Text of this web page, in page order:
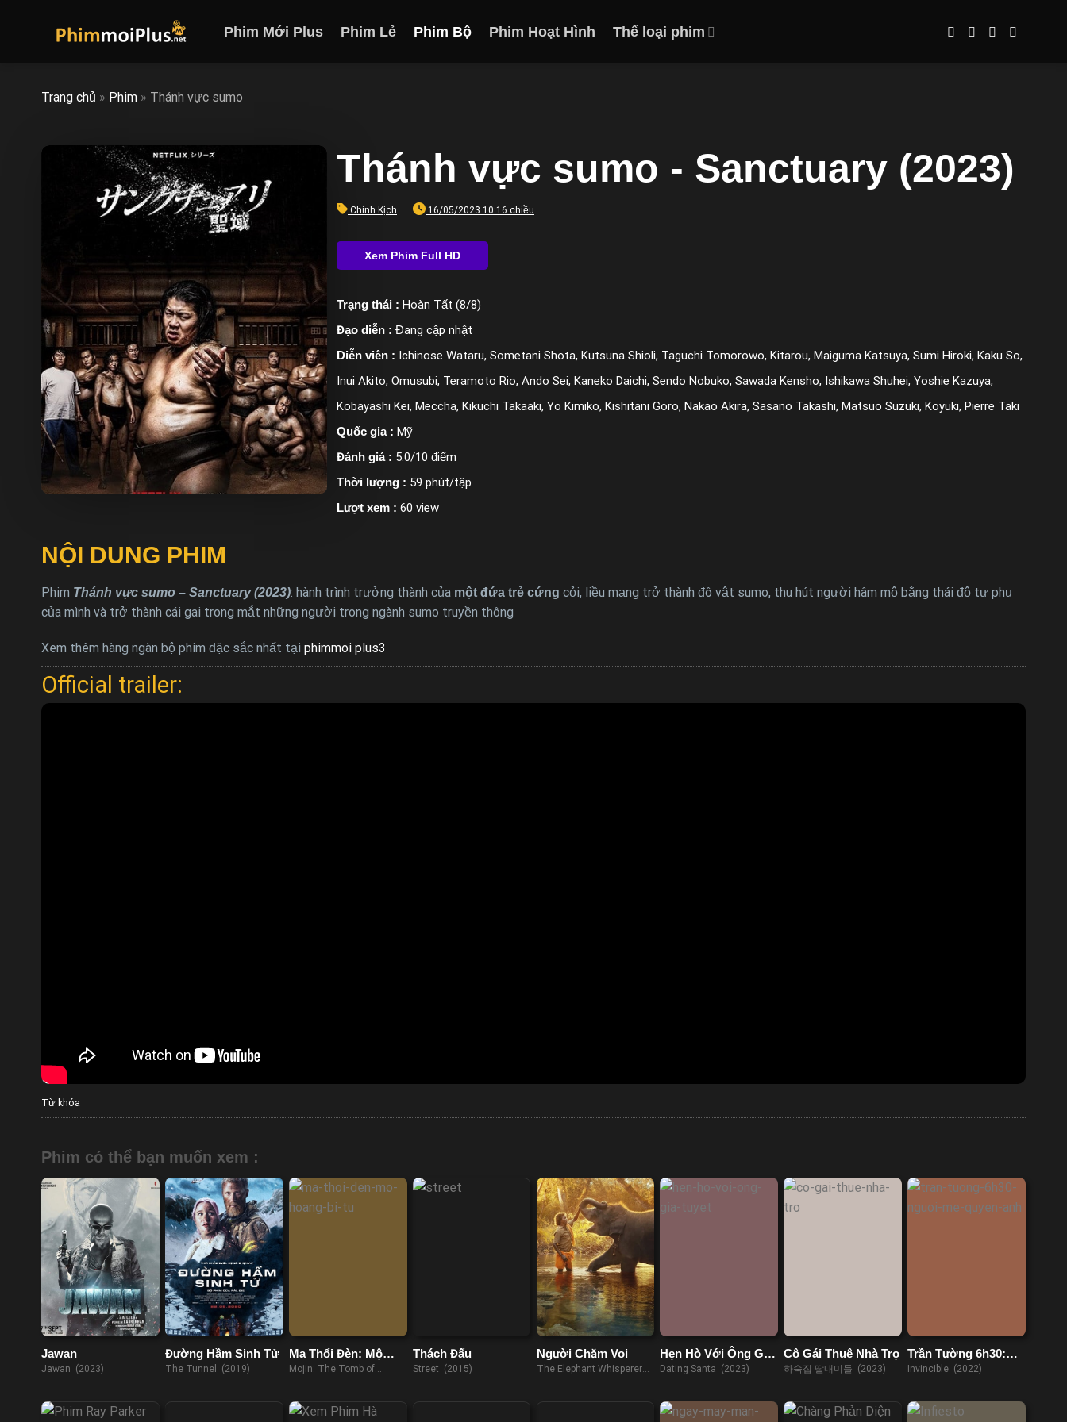
Phim Mới Plus Phim Lẻ Phim Bộ Phim Hoạt Hình Thể loại phim
Trang chủ » Phim » Thánh vực sumo
Thánh vực sumo - Sanctuary (2023)
Chính Kịch 16/05/2023 10:16 chiều
Trạng thái : Hoàn Tất (8/8)
Đạo diễn : Đang cập nhật
Diễn viên : Ichinose Wataru, Sometani Shota, Kutsuna Shioli, Taguchi Tomorowo, Kitarou, Maiguma Katsuya, Sumi Hiroki, Kaku So,
Inui Akito, Omusubi, Teramoto Rio, Ando Sei, Kaneko Daichi, Sendo Nobuko, Sawada Kensho, Ishikawa Shuhei, Yoshie Kazuya,
Kobayashi Kei, Meccha, Kikuchi Takaaki, Yo Kimiko, Kishitani Goro, Nakao Akira, Sasano Takashi, Matsuo Suzuki, Koyuki, Pierre Taki
Quốc gia : Mỹ
Đánh giá : 5.0/10 điểm
Thời lượng : 59 phút/tập
Lượt xem : 60 view
NỘI DUNG PHIM
Phim Thánh vực sumo – Sanctuary (2023): hành trình trưởng thành của một đứa trẻ cứng cỏi, liều mạng trở thành đô vật sumo, thu hút người hâm mộ bằng thái độ tự phụ
của mình và trở thành cái gai trong mắt những người trong ngành sumo truyền thông
Xem thêm hàng ngàn bộ phim đặc sắc nhất tại phimmoi plus3
Official trailer:
Từ khóa
Phim có thể bạn muốn xem :
Jawan
Jawan (2023)
Đường Hầm Sinh Tử
The Tunnel (2019)
Ma Thổi Đèn: Mộ
Hoàng Bì Tử
Mojin: The Tomb of
Thách Đấu
Street (2015)
Người Chăm Voi
The Elephant Whisperers
Hẹn Hò Với Ông Già
Tuyết
Dating Santa (2023)
Cô Gái Thuê Nhà Trọ
하숙집 딸내미들 (2023)
Trần Tường 6h30:
Người Mẹ Quyền
Invincible (2022)